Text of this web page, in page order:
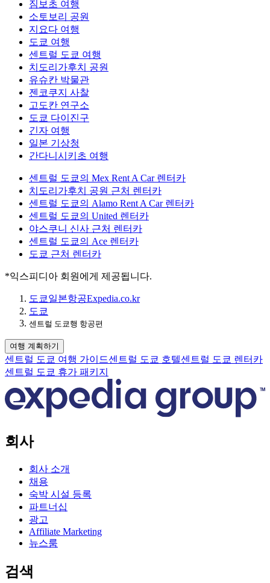
짐보초 여행
소토보리 공원
지요다 여행
도쿄 여행
센트럴 도쿄 여행
치도리가후치 공원
유슈칸 박물관
젠코쿠지 사찰
고도칸 연구소
도쿄 다이진구
긴자 여행
일본 기상청
간다니시키초 여행
센트럴 도쿄의 Mex Rent A Car 렌터카
치도리가후치 공원 근처 렌터카
센트럴 도쿄의 Alamo Rent A Car 렌터카
센트럴 도쿄의 United 렌터카
야스쿠니 신사 근처 렌터카
센트럴 도쿄의 Ace 렌터카
도쿄 근처 렌터카
*익스피디아 회원에게 제공됩니다.
도쿄일본항공Expedia.co.kr
도쿄
센트럴 도쿄행 항공편
여행 계획하기
센트럴 도쿄 여행 가이드센트럴 도쿄 호텔센트럴 도쿄 렌터카
센트럴 도쿄 휴가 패키지
회사
회사 소개
채용
숙박 시설 등록
파트너십
광고
Affiliate Marketing
뉴스룸
검색